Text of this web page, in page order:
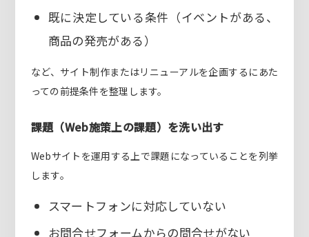
既に決定している条件（イベントがある、
商品の発売がある）
など、サイト制作またはリニューアルを企画するにあた
っての前提条件を整理します。
課題（Web施策上の課題）を洗い出す
Webサイトを運用する上で課題になっていることを列挙
します。
スマートフォンに対応していない
お問合せフォームからの問合せがない